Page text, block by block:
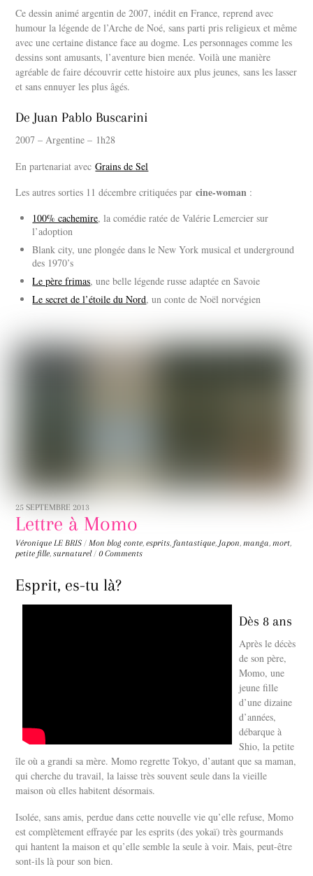
Ce dessin animé argentin de 2007, inédit en France, reprend avec
humour la légende de l’Arche de Noé, sans parti pris religieux et même
avec une certaine distance face au dogme. Les personnages comme les
dessins sont amusants, l’aventure bien menée. Voilà une manière
agréable de faire découvrir cette histoire aux plus jeunes, sans les lasser
et sans ennuyer les plus âgés.
De Juan Pablo Buscarini
2007 – Argentine – 1h28
En partenariat avecGrains de Sel
Les autres sorties 11 décembre critiquées parcine-woman :
100% cachemire, la comédie ratée de Valérie Lemercier sur
l’adoption
Blank city, une plongée dans le New York musical et underground
des 1970’s
Le père frimas, une belle légende russe adaptée en Savoie
Le secret de l’étoile du Nord, un conte de Noël norvégien
25 SEPTEMBRE 2013
Lettre à Momo
Véronique LE BRIS / Mon blog conte,esprits, fantastique, Japon,manga,mort,
petite fille,surnaturel / 0 Comments
Esprit, es-tu là?
Dès 8 ans
Après le décès
de son père,
Momo, une
jeune fille
d’une dizaine
d’années,
débarque à
Shio, la petite
île où a grandi sa mère. Momo regrette Tokyo, d’autant que sa maman,
qui cherche du travail, la laisse très souvent seule dans la vieille
maison où elles habitent désormais.
Isolée, sans amis, perdue dans cette nouvelle vie qu’elle refuse, Momo
est complètement effrayée par les esprits (des yokaï) très gourmands
qui hantent la maison et qu’elle semble la seule à voir. Mais, peut-être
sont-ils là pour son bien.